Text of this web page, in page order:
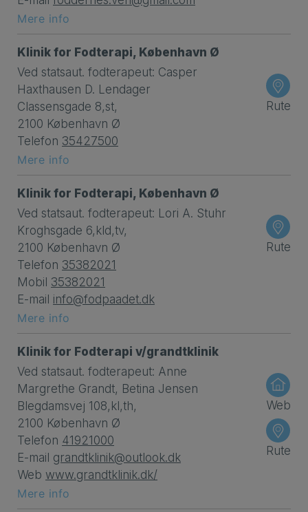
Mere info
Klinik for Fodterapi, København Ø
Ved statsaut. fodterapeut: Casper
Haxthausen D. Lendager
Classensgade 8,st,
2100 København Ø
Telefon 35427500
Mere info
Rute
Klinik for Fodterapi, København Ø
Ved statsaut. fodterapeut: Lori A. Stuhr
Kroghsgade 6,kld,tv,
2100 København Ø
Telefon 35382021
Mobil 35382021
E-mail info@fodpaadet.dk
Mere info
Rute
Klinik for Fodterapi v/grandtklinik
Ved statsaut. fodterapeut: Anne
Margrethe Grandt, Betina Jensen
Blegdamsvej 108,kl,th,
2100 København Ø
Telefon 41921000
E-mail grandtklinik@outlook.dk
Web www.grandtklinik.dk/
Mere info
Web
Rute